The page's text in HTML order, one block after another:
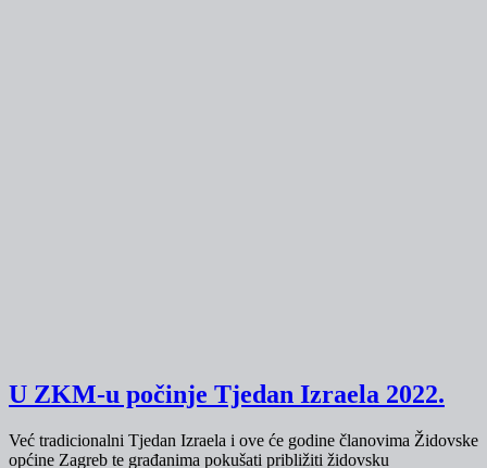
U ZKM-u počinje Tjedan Izraela 2022.
Već tradicionalni Tjedan Izraela i ove će godine članovima Židovske
općine Zagreb te građanima pokušati približiti židovsku